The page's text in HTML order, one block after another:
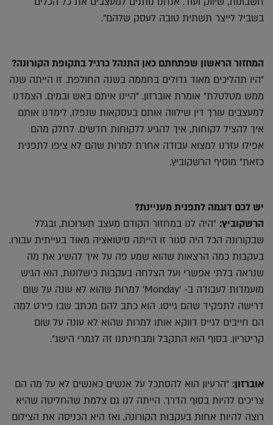
בשביל לייצר תשתית טובה לעסק שלהם".
המחזור הראשון שפתחתם כאן התנהל כרגיל בתקופת הקורונה?
"היו תהליכים מאוד גדולים בחממה בשנה החולפת. זו הייתה שנה
ממש מטלטלת" אומרת אוברזון. "היינו איתם באש ובמים. הצמדנו
למעצבים עורך דין שילווה אותם בעסקאות שנפלו, לימדנו אותם
איך להציל לקוחות, איך להגיע ללקוחות חדשים. לחלק מהם
אפילו עזרנו למצוא עבודה אחרת למרות שהם לא ציפו לתפנית
כזאת" מוסיף הרשקוביץ.
יש לכם דוגמה לתפנית מעניינת?
הרשקוביץ: "היה לנו במחזור הקודם מעצב תערוכות, ובגלל
שבקורונה הכל היה סגור זו הייתה סיטואציה מאוד בעייתית עבורו.
בעקבות כמה הרצאות שהוא שמע פה על איך להשיג את מה
שנראה בלתי אפשרי ועל הצלחה בעקבות כישלונות, הוא הגיש
מועמדות לעבודה ב- 'Monday' למרות שהוא לא עונה על שום
דרישה לתפקיד שהם גייסו. הוא כתב להם מכתב שבו פירט למה
הם חייבים לגייס דווקא אותו למרות שהוא לא עונה על שום
קריטריון. בסוף הוא התקבל ומבחינתנו זה לגמרי הישג".
אוברזון: "הרעיון הוא להסתכל על אנשים כאנשים לא על מה הם
צריכים להיות בסוף הדרך. הייתה לנו גם צלמת שהחליטה שהיא
רוצה להיות אחות בעקבות הקורונה, ואז היא הכניסה את הצילום